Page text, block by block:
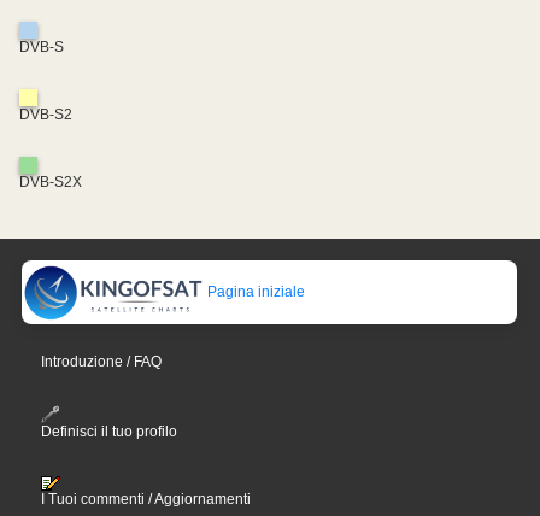
DVB-S
DVB-S2
DVB-S2X
Pagina iniziale
Introduzione / FAQ
Definisci il tuo profilo
I Tuoi commenti / Aggiornamenti